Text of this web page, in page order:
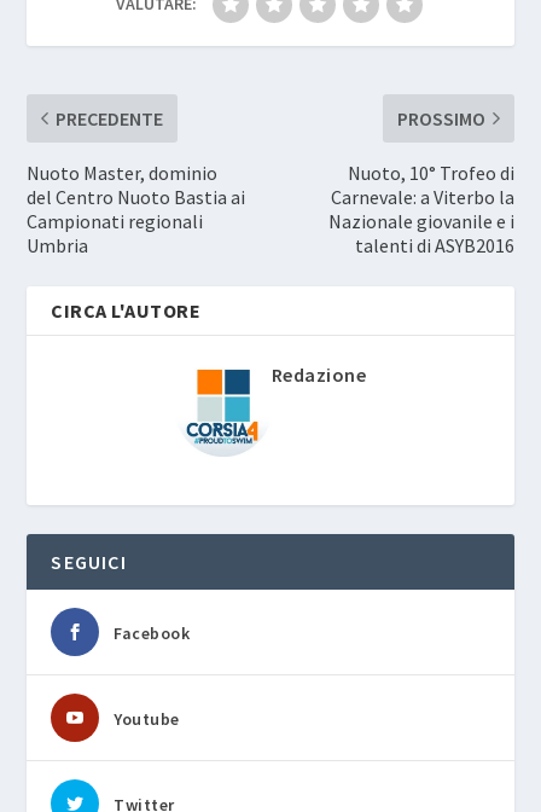
PRECEDENTE
Nuoto Master, dominio
del Centro Nuoto Bastia ai
Campionati regionali
Umbria
PROSSIMO
Nuoto, 10° Trofeo di
Carnevale: a Viterbo la
Nazionale giovanile e i
talenti di ASYB2016
CIRCA L'AUTORE
Redazione
SEGUICI
Facebook
Youtube
Twitter